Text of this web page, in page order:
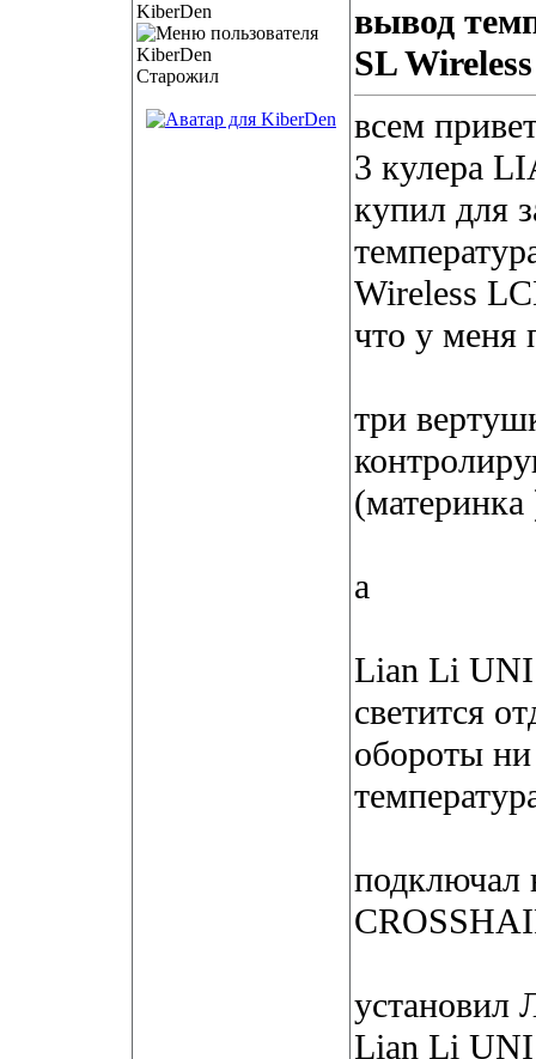
KiberDen
Старожил
вывод
SL
всем
3 кулера
купил для
Wireless
что у меня
три
а
Lian Li UNI
светится
обороты
подключал
установил
Lian Li UNI